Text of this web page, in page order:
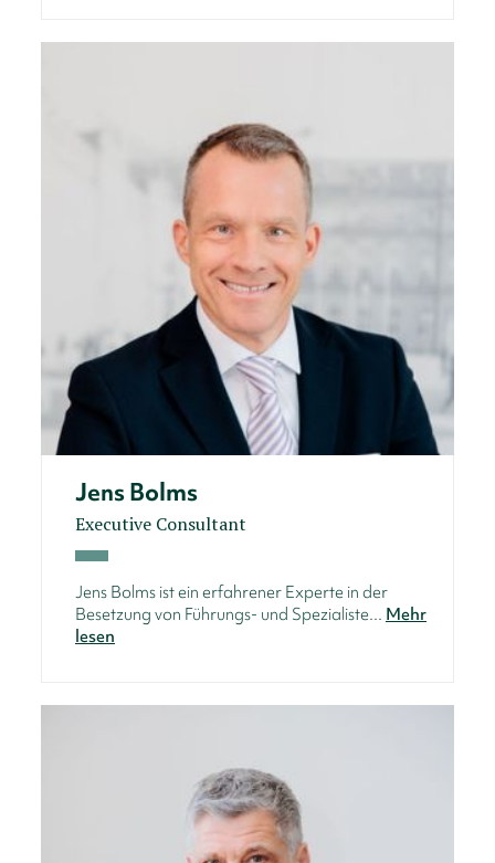
Jens Bolms
Executive Consultant
Jens Bolms ist ein erfahrener Experte in der
Besetzung von Führungs- und Spezialiste... Mehr
lesen